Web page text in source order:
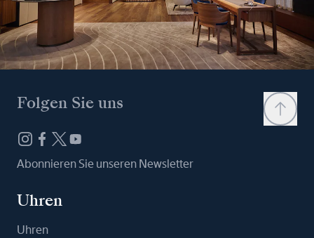
Folgen Sie uns
Abonnieren Sie unseren Newsletter
Uhren
Uhren